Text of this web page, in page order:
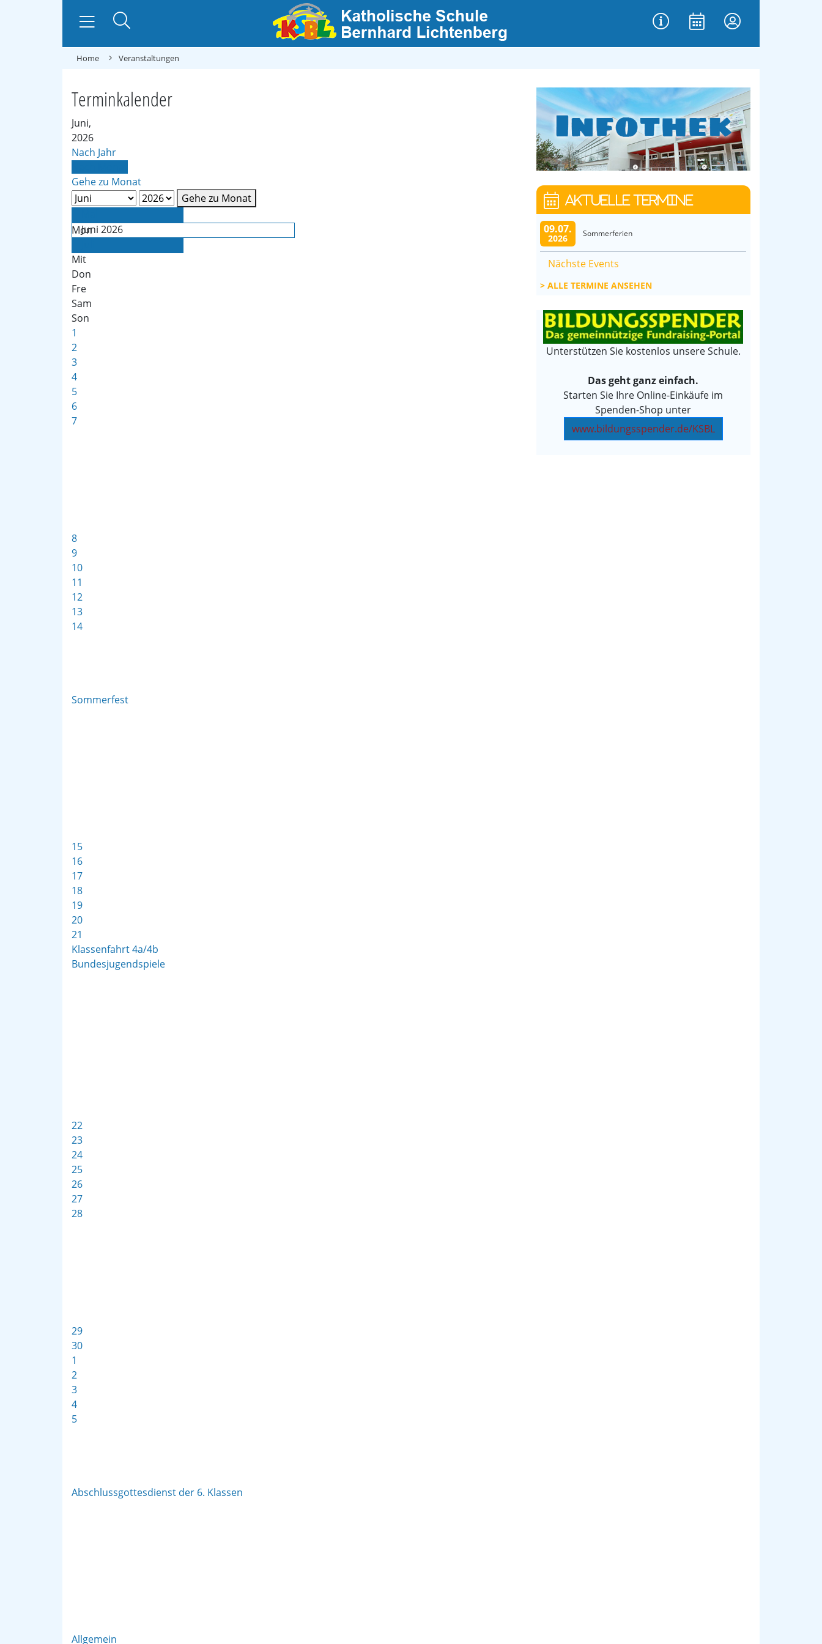
Home Veranstaltungen
Terminkalender
Juni,
2026
Nach Jahr
Gehe zu Monat
Gehe zu Monat
Juni 2026
Mon
Mit
Don
Fre
Sam
Son
1
2
3
4
5
6
7
8
9
10
11
12
13
14
Sommerfest
15
16
17
18
19
20
21
Klassenfahrt 4a/4b
Bundesjugendspiele
22
23
24
25
26
27
28
29
30
1
2
3
4
5
Abschlussgottesdienst der 6. Klassen
Allgemein
AKTUELLE TERMINE
09.07.
2026 Sommerferien
Nächste Events
ALLE TERMINE ANSEHEN
Unterstützen Sie kostenlos unsere Schule.
Das geht ganz einfach.
Starten Sie Ihre Online-Einkäufe im
Spenden-Shop unter
www.bildungsspender.de/KSBL